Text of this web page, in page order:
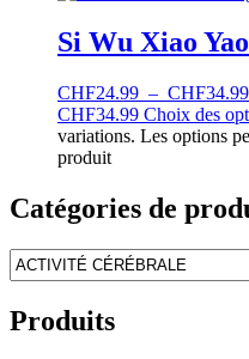
Si Wu Xiao
CHF24.99 – CHF34.99
CHF34.99 Choix des
variations. Les options
produit
Catégories de
Produits